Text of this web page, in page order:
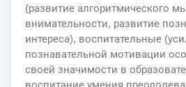
(развитие алгоритмического
внимательности, развитие
интереса), воспитательные
познавательной мотивации
своей значимости в